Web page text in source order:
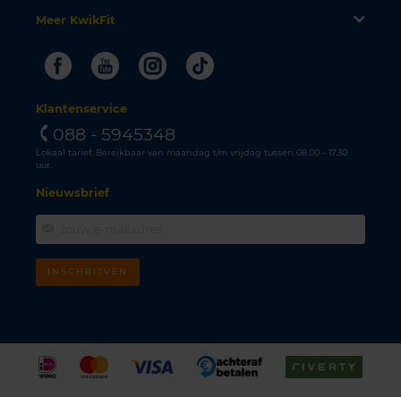
Meer KwikFit
FacebookYoutubeInstagram
Tiktok
Klantenservice
088 - 5945348
Lokaal tarief. Bereikbaar van maandag t/m vrijdag tussen 08.00 - 17.30
uur.
Nieuwsbrief
INSCHRIJVEN